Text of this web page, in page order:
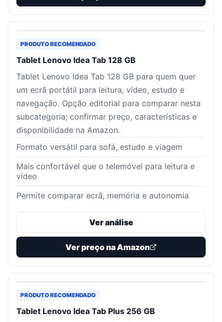
PRODUTO RECOMENDADO
Tablet Lenovo Idea Tab 128 GB
Tablet Lenovo Idea Tab 128 GB para quem quer
um ecrã portátil para leitura, vídeo, estudo e
navegação. Opção editorial para comparar nesta
subcategoria; confirmar preço, características e
disponibilidade na Amazon.
Formato versátil para sofá, estudo e viagem
Mais confortável que o telemóvel para leitura e
vídeo
Permite comparar ecrã, memória e autonomia
Ver análise
Ver preço na Amazon
PRODUTO RECOMENDADO
Tablet Lenovo Idea Tab Plus 256 GB